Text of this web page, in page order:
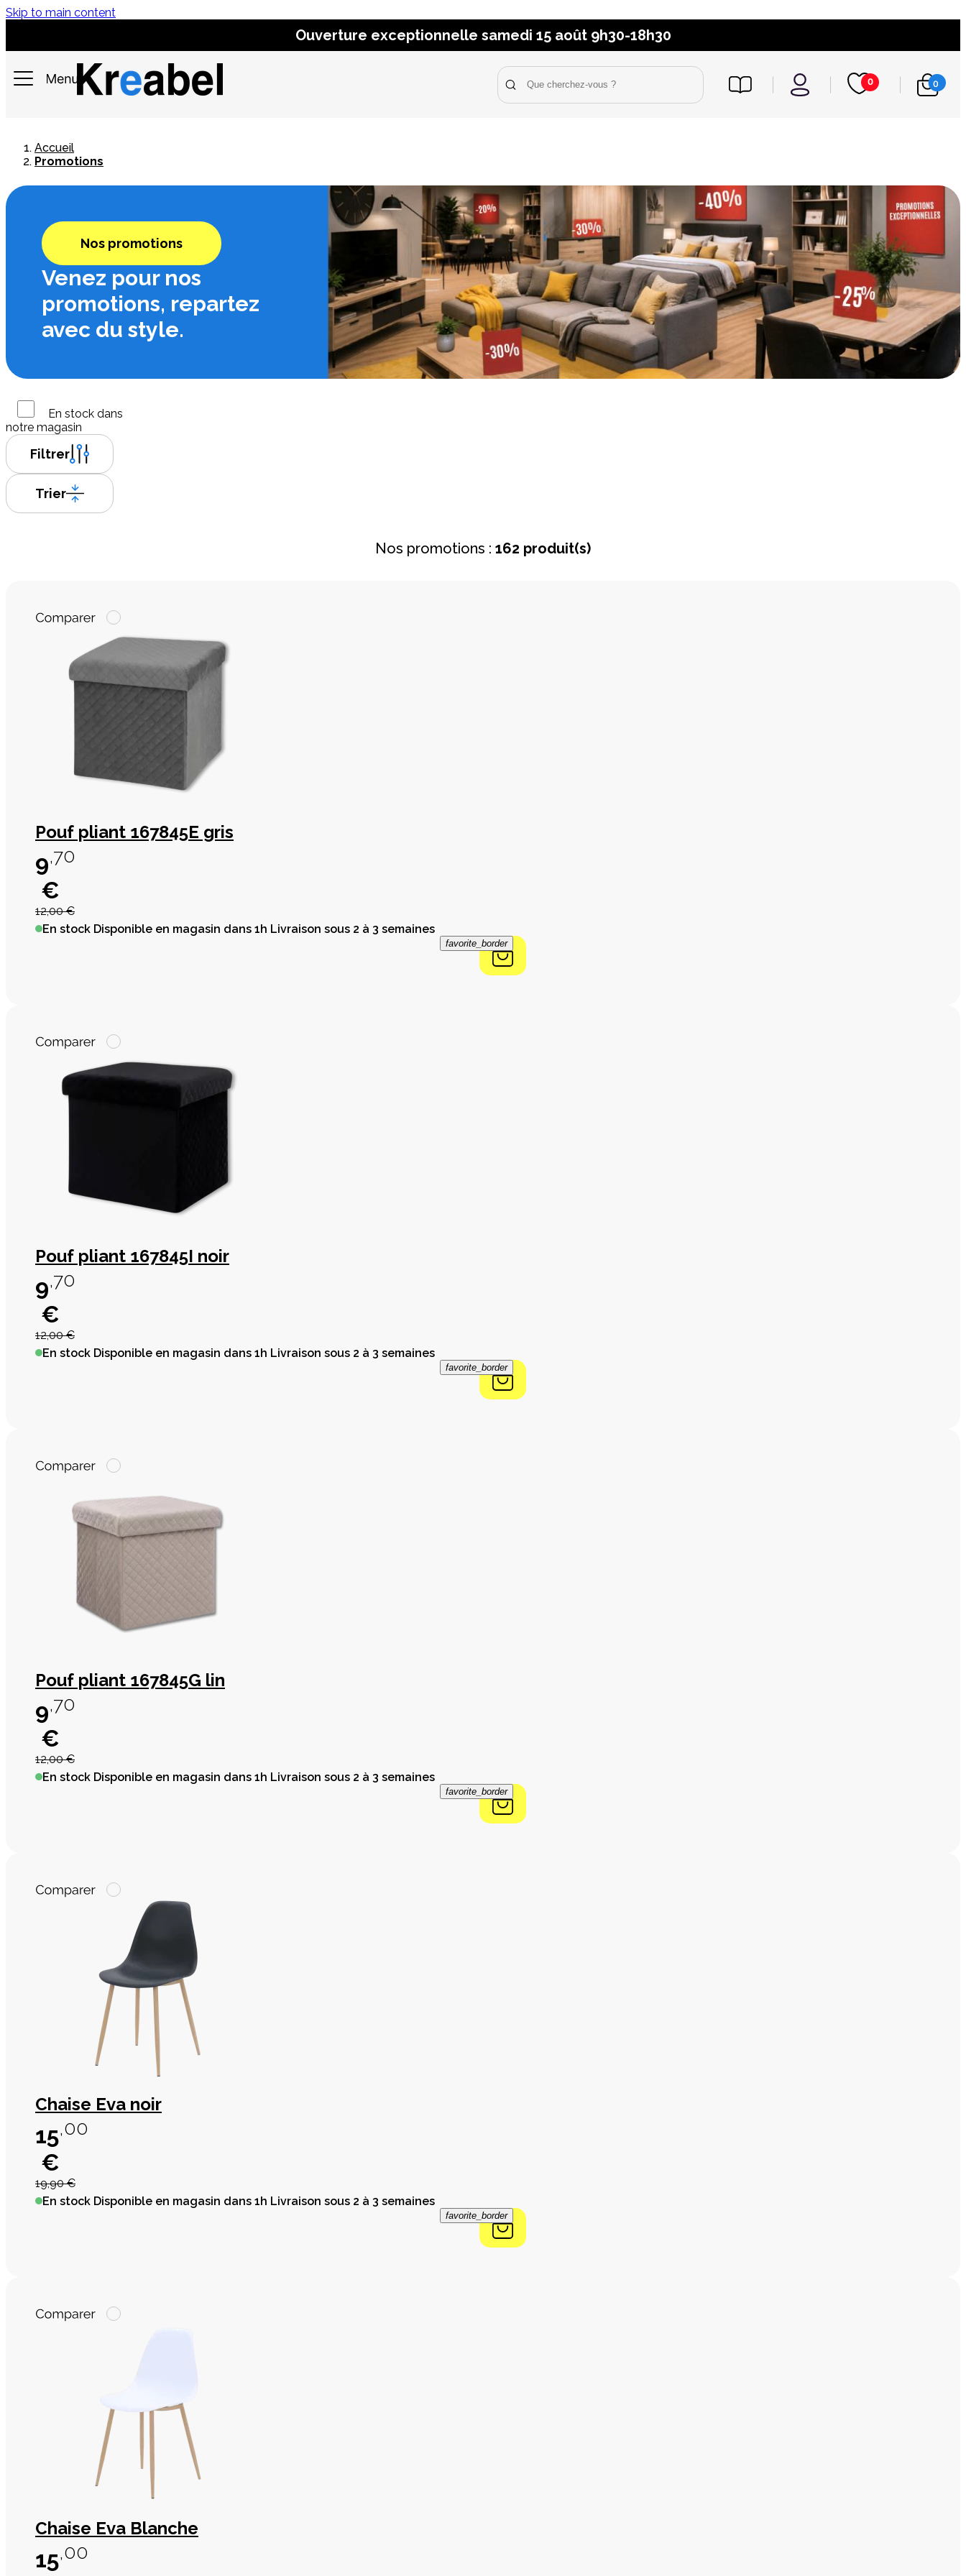
Skip to main content
Ouverture exceptionnelle samedi 15 août 9h30-18h30
0 0
Accueil
Promotions
Nos promotions
Venez pour nos
promotions, repartez
avec du style.
En stock dans
notre magasin
Filtrer
Trier
Nos promotions : 162 produit(s)
Pouf pliant 167845E gris
9,70
€
12,00 €
En stock Disponible en magasin dans 1h Livraison sous 2 à 3 semaines
favorite_border
Pouf pliant 167845I noir
9,70
€
12,00 €
En stock Disponible en magasin dans 1h Livraison sous 2 à 3 semaines
favorite_border
Pouf pliant 167845G lin
9,70
€
12,00 €
En stock Disponible en magasin dans 1h Livraison sous 2 à 3 semaines
favorite_border
Chaise Eva noir
15,00
€
19,90 €
En stock Disponible en magasin dans 1h Livraison sous 2 à 3 semaines
favorite_border
Chaise Eva Blanche
15,00